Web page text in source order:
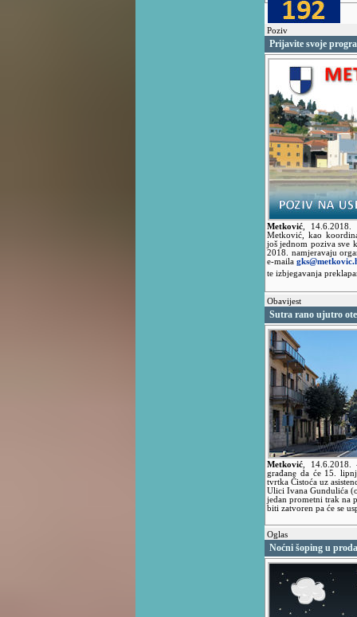
Poziv
Prijavite svoje
Metković
14.6.2018.
Metković, kao
još jednom poziva sve
2018. namjeravaju
e-maila
te izbjegavanja
Obavijest
Sutra rano ujutro
Metković 14.6.2018.
građane da će 15.
tvrtka Čistoća uz
Ulici Ivana Gundulića
jedan prometni trak na
biti zatvoren pa će se
Oglas
Noćni šoping u